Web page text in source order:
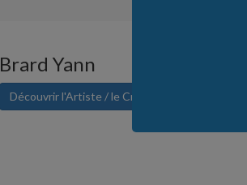
Brard Yann
Découvrir l'Artiste / le Créateur